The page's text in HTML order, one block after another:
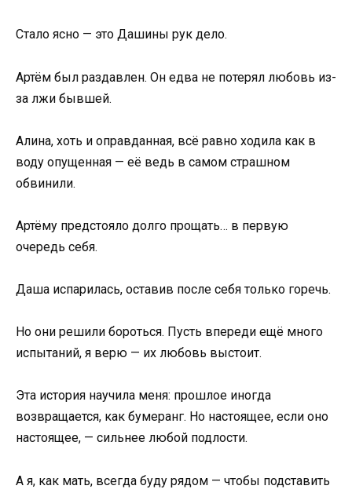
Стало ясно — это Дашины рук дело.
Артём был раздавлен. Он едва не потерял любовь из-
за лжи бывшей.
Алина, хоть и оправданная, всё равно ходила как в
воду опущенная — её ведь в самом страшном
обвинили.
Артёму предстояло долго прощать… в первую
очередь себя.
Даша испарилась, оставив после себя только горечь.
Но они решили бороться. Пусть впереди ещё много
испытаний, я верю — их любовь выстоит.
Эта история научила меня: прошлое иногда
возвращается, как бумеранг. Но настоящее, если оно
настоящее, — сильнее любой подлости.
А я, как мать, всегда буду рядом — чтобы подставить